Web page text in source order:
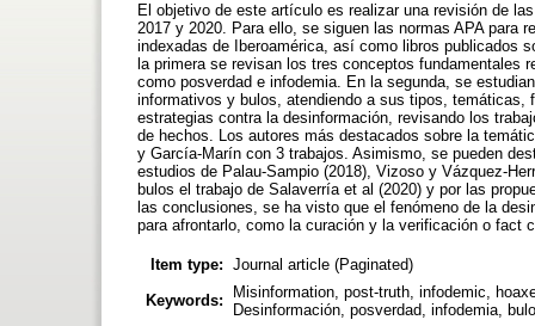
El objetivo de este artículo es realizar una revisión de
2017 y 2020. Para ello, se siguen las normas APA para
indexadas de Iberoamérica, así como libros publicados
la primera se revisan los tres conceptos fundamentales
como posverdad e infodemia. En la segunda, se
informativos y bulos, atendiendo a sus tipos,
estrategias contra la desinformación, revisando los
de hechos. Los autores más destacados sobre la
y García-Marín con 3 trabajos. Asimismo, se pueden
estudios de Palau-Sampio (2018), Vizoso y Vázquez-
bulos el trabajo de Salaverría et al (2020) y por las
las conclusiones, se ha visto que el fenómeno de la
para afrontarlo, como la curación y la verificación o fact
Item type: Journal article (Paginated)
Keywords:
Misinformation, post-truth, infodemic,
Desinformación, posverdad, infodemia,